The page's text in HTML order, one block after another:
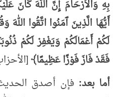
بِهِ وَالأَرْحَامَ إِنَّ اللهَ كَانَ
أَيُّهَا الَّذِينَ آَمَنُوا اتَّقُوا
لَكُمْ أَعْمَالَكُمْ وَيَغْفِرْ لَكُمْ
فَقَدْ فَازَ فَوْزًا عَظِيمًا﴾[الأحزاب:
أما بعد: فإن أصدق